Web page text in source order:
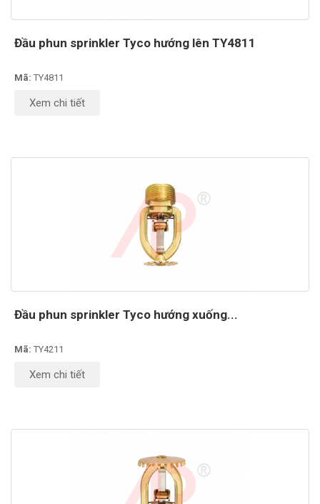
Đầu phun sprinkler Tyco hướng lên TY4811
Mã: TY4811
Xem chi tiết
Đầu phun sprinkler Tyco hướng xuống...
Mã: TY4211
Xem chi tiết